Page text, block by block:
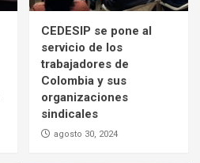
CEDESIP se pone al
servicio de los
trabajadores de
Colombia y sus
organizaciones
sindicales
agosto 30, 2024